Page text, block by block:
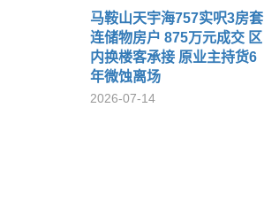
马鞍山天宇海757实呎3房套
连储物房户 875万元成交 区
内换楼客承接 原业主持货6
年微蚀离场
2026-07-14